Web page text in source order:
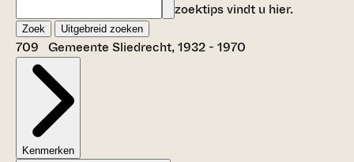
zoektips vindt u hier.
Zoek Uitgebreid zoeken
709 Gemeente Sliedrecht, 1932 - 1970
Kenmerken